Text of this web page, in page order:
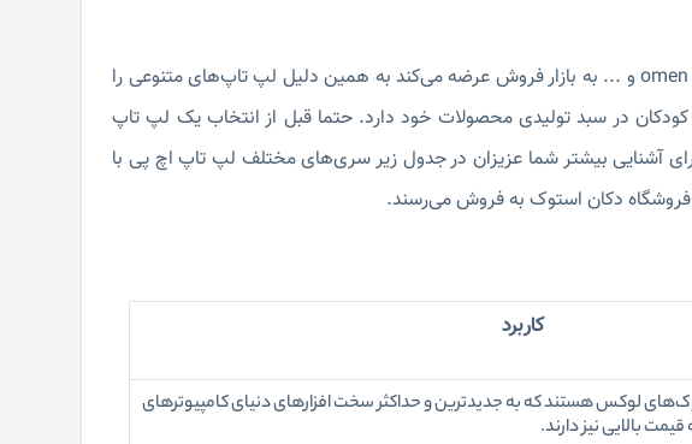
شرکت بزرگ اچ پی لپ تاپ‌های متنوعی را در سری‌هایomen ، Envy، zbook و ... به بازار فروش عرضه می‌کند به همین دلیل لپ تاپ‌های متنوعی را
در سبد تولیدی محصولات خود دارد. حتما قبل از انتخاب یک لپ تاپ
آشنایی بیشتر شما عزیزان در جدول زیر سری‌های مختلف لپ تاپ اچ پی با
فروشگاه دکان استوک به فروش می‌رسند.
کاربرد
لوکس هستند که به جدیدترین و حداکثر سخت افزارهای دنیای کامپیوترهای
بالایی نیز دارند.